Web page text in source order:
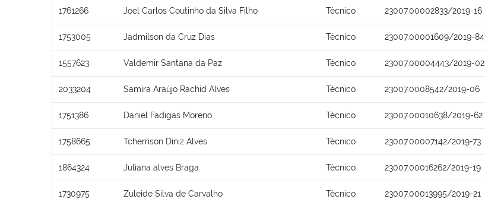
1761266 Joel Carlos Coutinho da Silva Filho Técnico 23007.00002833/2019-16
1753005 Jadmilson da Cruz Dias Técnico 23007.00001609/2019-84
1557623 Valdemir Santana da Paz Técnico 23007.00004443/2019-02
2033204 Samira Araújo Rachid Alves Técnico 23007.0008542/2019-06
1751386 Daniel Fadigas Moreno Técnico 23007.00010638/2019-62
1758665 Tcherrison Diniz Alves Técnico 23007.00007142/2019-73
1864324 Juliana alves Braga Técnico 23007.00016262/2019-19
1730975 Zuleide Silva de Carvalho Técnico 23007.00013995/2019-21